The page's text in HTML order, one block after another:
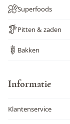
Superfoods
Pitten & zaden
Bakken
Informatie
Klantenservice